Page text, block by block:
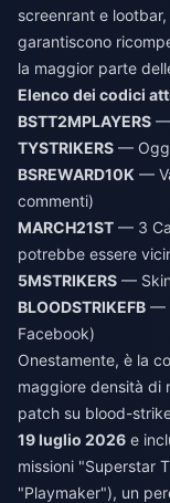
screenrant e
garantiscono
la maggior parte
Elenco dei codici
BSTT2MPLAYERS —
TYSTRIKERS —
BSREWARD10K —
commenti)
MARCH21ST — 3
potrebbe essere
5MSTRIKERS —
BLOODSTRIKEFB —
Facebook)
Onestamente, è la
maggiore densità di
patch su blood-
19 luglio 2026 e
missioni "Superstar
"Playmaker"), un